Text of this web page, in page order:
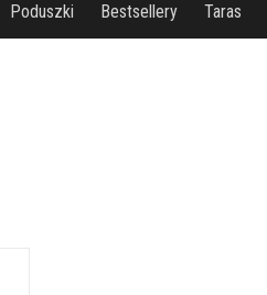
Poduszki Bestsellery Taras